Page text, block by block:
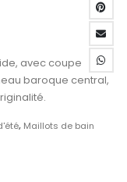
avec coupe
baroque central,
, Maillots de bain